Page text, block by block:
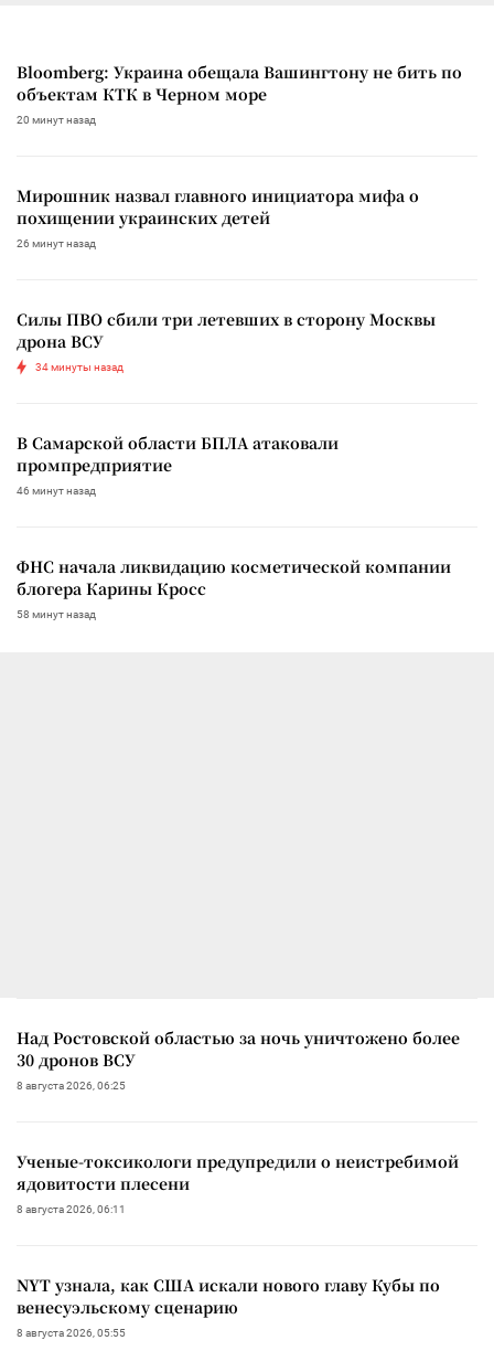
Bloomberg: Украина обещала Вашингтону не бить по
объектам КТК в Черном море
20 минут назад
Мирошник назвал главного инициатора мифа о
похищении украинских детей
26 минут назад
Силы ПВО сбили три летевших в сторону Москвы
дрона ВСУ
34 минуты назад
В Самарской области БПЛА атаковали
промпредприятие
46 минут назад
ФНС начала ликвидацию косметической компании
блогера Карины Кросс
58 минут назад
Над Ростовской областью за ночь уничтожено более
30 дронов ВСУ
8 августа 2026, 06:25
Ученые-токсикологи предупредили о неистребимой
ядовитости плесени
8 августа 2026, 06:11
NYT узнала, как США искали нового главу Кубы по
венесуэльскому сценарию
8 августа 2026, 05:55